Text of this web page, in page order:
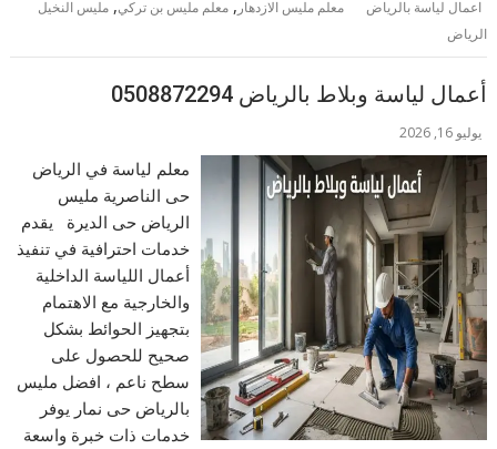
اعمال لياسة بالرياض معلم مليس الازدهار ,معلم مليس بن تركي,مليس النخيل
الرياض
أعمال لياسة وبلاط بالرياض 0508872294
يوليو 16, 2026
معلم لياسة في الرياض
حى الناصرية مليس
الرياض حى الديرة يقدم
خدمات احترافية في تنفيذ
أعمال اللياسة الداخلية
والخارجية مع الاهتمام
بتجهيز الحوائط بشكل
صحيح للحصول على
سطح ناعم ، افضل مليس
بالرياض حى نمار يوفر
خدمات ذات خبرة واسعة